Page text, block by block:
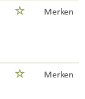
Merken
Merken